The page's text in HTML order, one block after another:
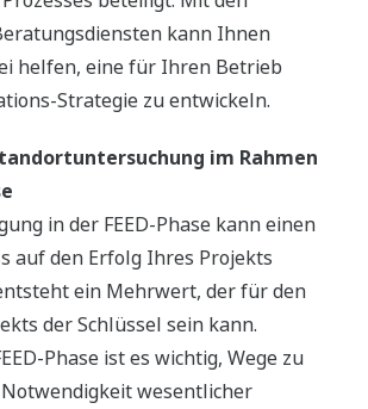
kann Ihnen
helfen, eine für Ihren Betrieb
Strategie zu entwickeln.
im Rahmen
in der FEED-Phase kann einen
auf den Erfolg Ihres Projekts
ein Mehrwert, der für den
der Schlüssel sein kann.
Phase ist es wichtig, Wege zu
wesentlicher